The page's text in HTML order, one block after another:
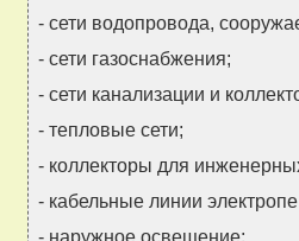
- сети водопровода,
- сети газоснабжения;
- сети канализации и
- тепловые сети;
- коллекторы для
- кабельные линии
- наружное освещение;